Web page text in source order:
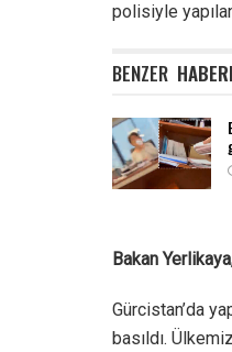
polisiyle
BENZER
Bakan
Gürcistan’da
basıldı.